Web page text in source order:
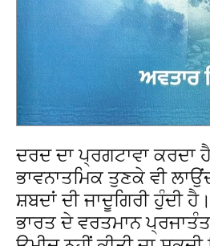
ਦਰਦ ਦਾ ਪ੍ਰਗਟਾਵਾ
ਭਾਵਨਾਤਮਿਕ ਤੁਣਕੇ ਵੀ
ਸ਼ਬਦਾਂ ਦੀ ਜਾਦੂਗਿਰੀ ਹੁੰਦੀ
ਭਾਰਤ ਦੇ ਵਰਤਮਾਨ